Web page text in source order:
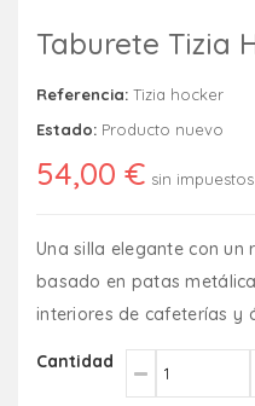
Taburete Tizia
Referencia: Tizia hocker
Estado: Producto nuevo
54,00 € sin impuestos
Una silla elegante con
basado en patas
interiores de cafeterías y
Cantidad